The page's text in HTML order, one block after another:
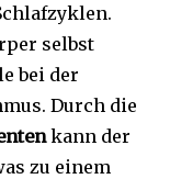
selbst
bei der
Durch die
kann der
zu einem